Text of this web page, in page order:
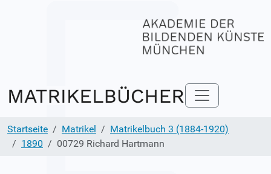
Startseite Matrikel
Matrikelbuch 3 (1884-1920)
1890
00729 Richard Hartmann